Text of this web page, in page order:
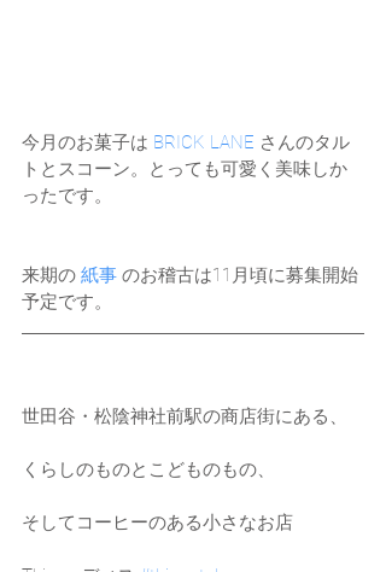
今月のお菓子は BRICK LANE さんのタル
トとスコーン。とっても可愛く美味しか
ったです。
来期の 紙事 のお稽古は11月頃に募集開始
予定です。
世田谷・松陰神社前駅の商店街にある、
くらしのものとこどものもの、
そしてコーヒーのある小さなお店